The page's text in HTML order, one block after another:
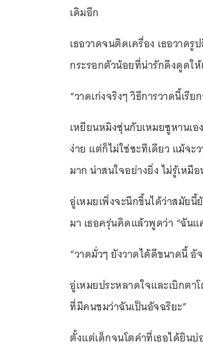
เดิมอีก
เธอวาดจนติดเครื่อง เธอวาด
กระรอกตัวน้อยที่น่ารักดึงดูดใ
“วาดเก่งจริงๆ วิธีการวาดนี้เรี
เหยียนหมิงซุ่นกับเหมยซูหานเอ
ง่าย แต่ก็ไม่ใช่ซะทีเดียว แม้จ
มาก น่าสนใจอย่างยิ่ง ไม่รู้เหมื
อู่เหมยเพิ่งจะนึกขึ้นได้ว่าสมัย
มา เธอครุ่นคิดแล้วพูดว่า “ฉันแ
“วาดมั่วๆ ยังวาดได้ดีขนาดนี้
อู่เหมยประหลาดใจและเบิกตา
ที่มีคนชมว่าฉันเป็นอัจฉริยะ”
ตั้งแต่เด็กจนโตคำที่เธอได้ยินบ่